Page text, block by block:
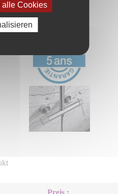
alle Cookies